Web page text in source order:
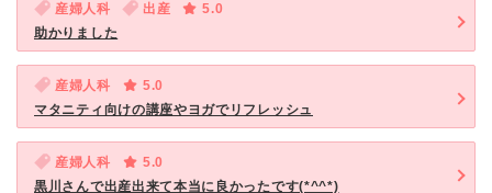
産婦人科 出産
5.0
助かりました
産婦人科
5.0
マタニティ向けの講座やヨガでリフレッシュ
産婦人科
5.0
黒川さんで出産出来て本当に良かったです(*^^*)